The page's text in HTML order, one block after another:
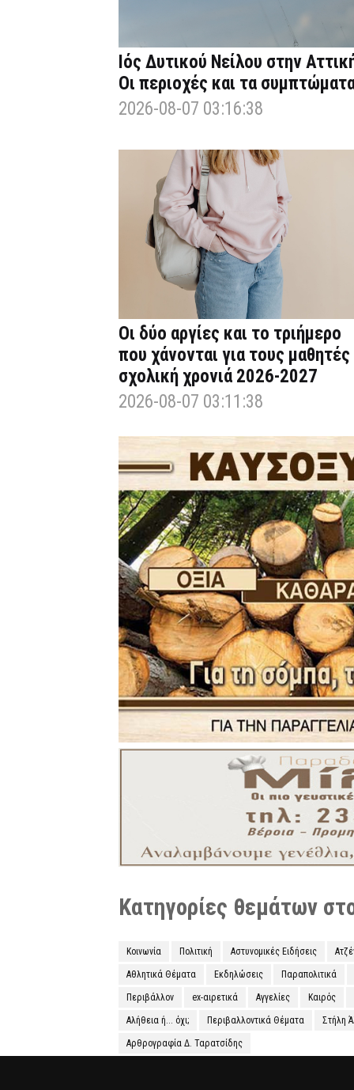
Ιός Δυτικού Νείλου στην
Οι περιοχές και τα
2026-08-07 03:16:38
Οι δύο αργίες και το τριήμερο
που χάνονται για τους μαθητές
σχολική χρονιά 2026-2027
2026-08-07 03:11:38
Κατηγορίες θεμάτων
Κοινωνία Πολιτική Αστυνομικές Ειδήσεις
Αθλητικά Θέματα Εκδηλώσεις Παραπολιτικά
Περιβάλλον ex-αιρετικά Αγγελίες Καιρός
Αλήθεια ή... όχι; Περιβαλλοντικά Θέματα Στήλη
Αρθρογραφία Δ. Ταρατσίδης